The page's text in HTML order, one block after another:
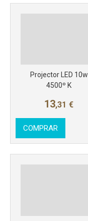
Projector LED 10w
4500º K
13,31 €
COMPRAR